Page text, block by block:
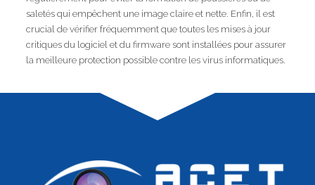
saletés qui empêchent une image claire et nette. Enfin, il est
crucial de vérifier fréquemment que toutes les mises à jour
critiques du logiciel et du firmware sont installées pour assurer
la meilleure protection possible contre les virus informatiques.